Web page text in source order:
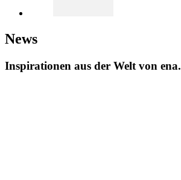
News
Inspirationen aus der Welt von ena.